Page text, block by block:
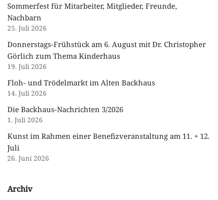
Sommerfest für Mitarbeiter, Mitglieder, Freunde,
Nachbarn
25. Juli 2026
Donnerstags-Frühstück am 6. August mit Dr. Christopher
Görlich zum Thema Kinderhaus
19. Juli 2026
Floh- und Trödelmarkt im Alten Backhaus
14. Juli 2026
Die Backhaus-Nachrichten 3/2026
1. Juli 2026
Kunst im Rahmen einer Benefizveranstaltung am 11. + 12.
Juli
26. Juni 2026
Archiv